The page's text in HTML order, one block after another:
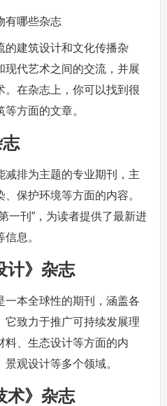
的建筑设计和文化传播杂
现代艺术之间的交流，并展
。在杂志上，你可以找到很
方面的文章。
减排为主题的专业期刊，主
保护环境等方面的内容。
一刊”，为读者提供了最新进
息。
计》杂志
一本全球性的期刊，涵盖各
它致力于推广可持续发展理
料、生态设计等方面的内
观设计等多个领域。
术》杂志